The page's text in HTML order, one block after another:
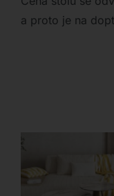
a proto je na